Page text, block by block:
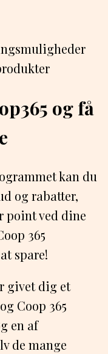
og få
kan du
og rabatter,
point ved dine
365
spare!
givet dig et
Coop 365
en af
de mange